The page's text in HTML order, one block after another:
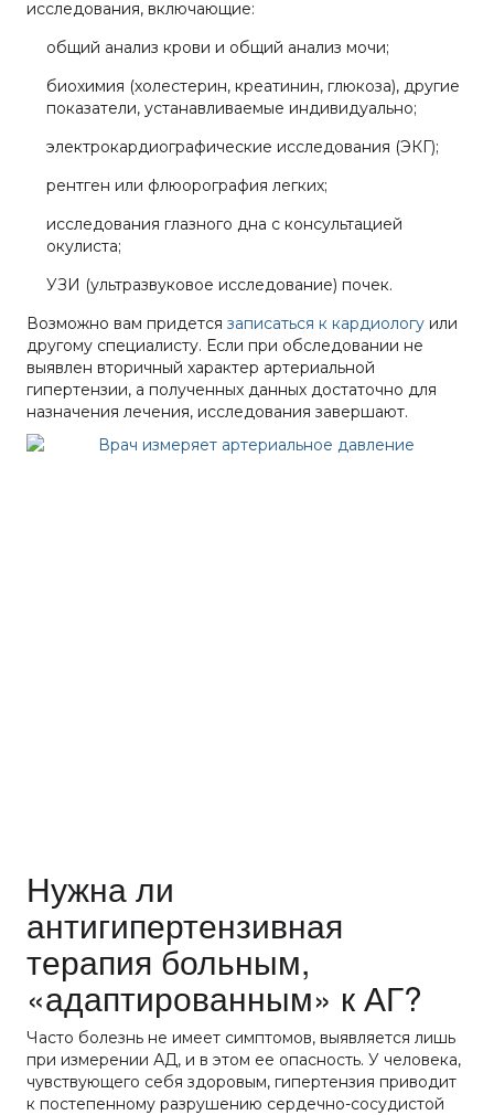
исследования, включающие:
общий анализ крови и общий анализ мочи;
биохимия (холестерин, креатинин, глюкоза), другие
показатели, устанавливаемые индивидуально;
электрокардиографические исследования (ЭКГ);
рентген или флюорография легких;
исследования глазного дна с консультацией
окулиста;
УЗИ (ультразвуковое исследование) почек.
Возможно вам придется записаться к кардиологу или
другому специалисту. Если при обследовании не
выявлен вторичный характер артериальной
гипертензии, а полученных данных достаточно для
назначения лечения, исследования завершают.
Нужна ли
антигипертензивная
терапия больным,
«адаптированным» к АГ?
Часто болезнь не имеет симптомов, выявляется лишь
при измерении АД, и в этом ее опасность. У человека,
чувствующего себя здоровым, гипертензия приводит
к постепенному разрушению сердечно-сосудистой